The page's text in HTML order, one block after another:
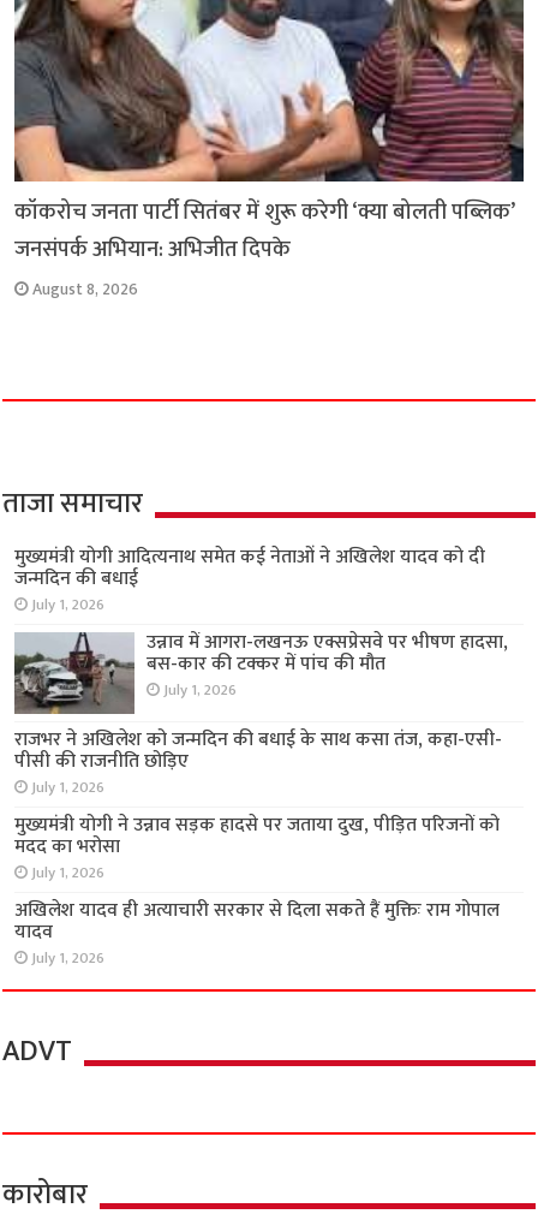
कॉकरोच जनता पार्टी सितंबर में शुरू करेगी ‘क्या बोलती पब्लिक’
जनसंपर्क अभियान: अभिजीत दिपके
August 8, 2026
ताजा समाचार
मुख्यमंत्री योगी आदित्यनाथ समेत कई नेताओं ने अखिलेश यादव को दी
जन्मदिन की बधाई
July 1, 2026
उन्नाव में आगरा-लखनऊ एक्सप्रेसवे पर भीषण हादसा,
बस-कार की टक्कर में पांच की मौत
July 1, 2026
राजभर ने अखिलेश को जन्मदिन की बधाई के साथ कसा तंज, कहा-एसी-
पीसी की राजनीति छोड़िए
July 1, 2026
मुख्यमंत्री योगी ने उन्नाव सड़क हादसे पर जताया दुख, पीड़ित परिजनों को
मदद का भरोसा
July 1, 2026
अखिलेश यादव ही अत्याचारी सरकार से दिला सकते हैं मुक्तिः राम गोपाल
यादव
July 1, 2026
ADVT
कारोबार